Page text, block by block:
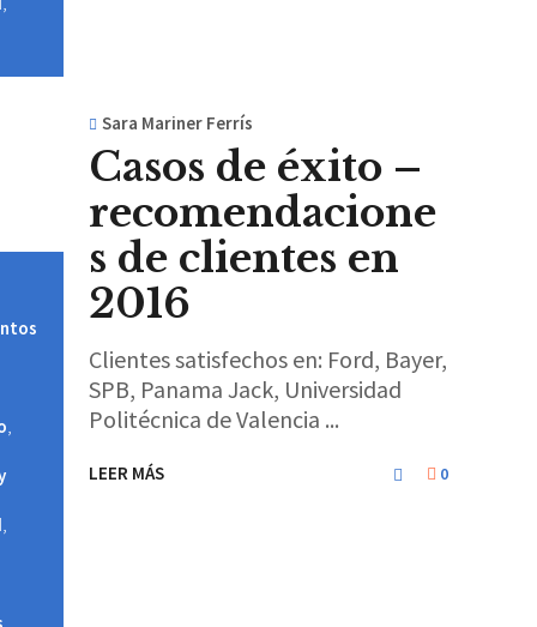
Sara Mariner Ferrís
Casos de éxito –
recomendacione
s de clientes en
2016
Clientes satisfechos en: Ford, Bayer,
SPB, Panama Jack, Universidad
Politécnica de Valencia
LEER MÁS 0